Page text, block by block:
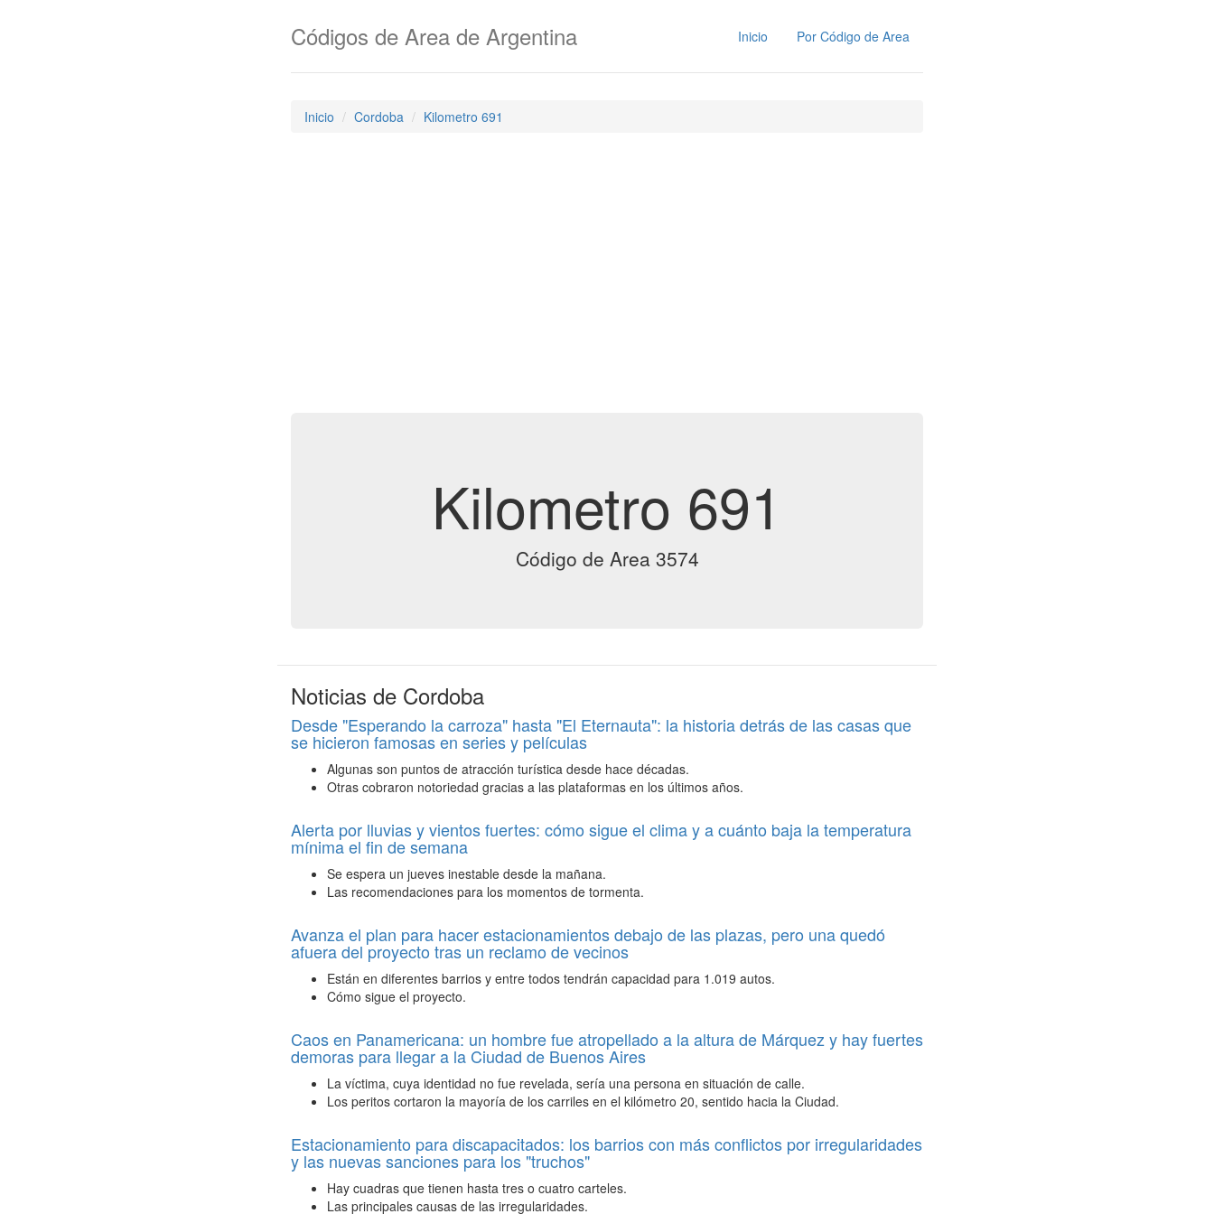
Inicio Por Código de Area
Códigos de Area de Argentina
Inicio Cordoba Kilometro 691
Kilometro 691
Código de Area 3574
Noticias de Cordoba
Desde "Esperando la carroza" hasta "El Eternauta": la historia detrás de las casas que
se hicieron famosas en series y películas
Algunas son puntos de atracción turística desde hace décadas.
Otras cobraron notoriedad gracias a las plataformas en los últimos años.
Alerta por lluvias y vientos fuertes: cómo sigue el clima y a cuánto baja la temperatura
mínima el fin de semana
Se espera un jueves inestable desde la mañana.
Las recomendaciones para los momentos de tormenta.
Avanza el plan para hacer estacionamientos debajo de las plazas, pero una quedó
afuera del proyecto tras un reclamo de vecinos
Están en diferentes barrios y entre todos tendrán capacidad para 1.019 autos.
Cómo sigue el proyecto.
Caos en Panamericana: un hombre fue atropellado a la altura de Márquez y hay fuertes
demoras para llegar a la Ciudad de Buenos Aires
La víctima, cuya identidad no fue revelada, sería una persona en situación de calle.
Los peritos cortaron la mayoría de los carriles en el kilómetro 20, sentido hacia la Ciudad.
Estacionamiento para discapacitados: los barrios con más conflictos por irregularidades
y las nuevas sanciones para los "truchos"
Hay cuadras que tienen hasta tres o cuatro carteles.
Las principales causas de las irregularidades.